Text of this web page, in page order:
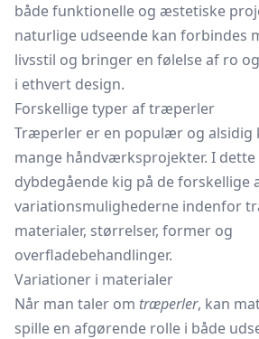
både funktionelle og æstetiske
naturlige udseende kan forbindes
livsstil og bringer en følelse af ro
i ethvert design.
Forskellige typer af træperler
Træperler er en populær og alsidig
mange håndværksprojekter. I
dybdegående kig på de forskellige
variationsmulighederne indenfor
materialer, størrelser, former og
overfladebehandlinger.
Variationer i materialer
Når man taler om træperler, kan
spille en afgørende rolle i både